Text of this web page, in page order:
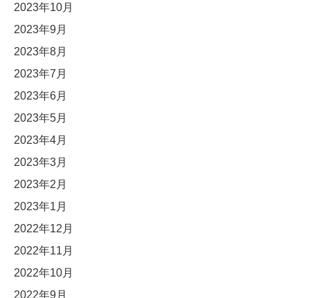
2023年10月
2023年9月
2023年8月
2023年7月
2023年6月
2023年5月
2023年4月
2023年3月
2023年2月
2023年1月
2022年12月
2022年11月
2022年10月
2022年9月